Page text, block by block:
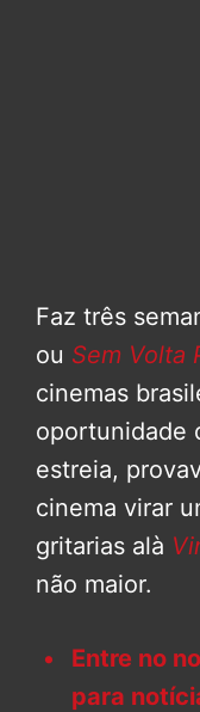
Faz três
ou Sem Volta
cinemas
oportunidade
estreia,
cinema virar
gritarias alà
não maior.
Entre no
para